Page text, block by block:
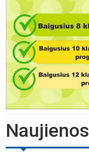
Naujienos